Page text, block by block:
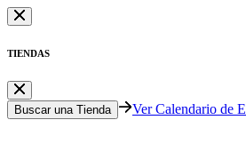
TIENDAS
Buscar una Tienda Ver Calendario de